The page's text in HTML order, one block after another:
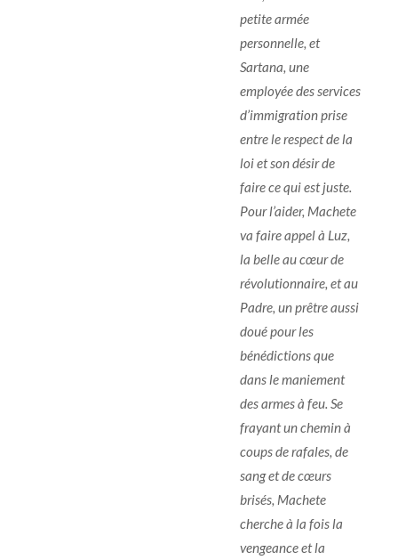
petite armée
personnelle, et
Sartana, une
employée des services
d’immigration prise
entre le respect de la
loi et son désir de
faire ce qui est juste.
Pour l’aider, Machete
va faire appel à Luz,
la belle au cœur de
révolutionnaire, et au
Padre, un prêtre aussi
doué pour les
bénédictions que
dans le maniement
des armes à feu. Se
frayant un chemin à
coups de rafales, de
sang et de cœurs
brisés, Machete
cherche à la fois la
vengeance et la